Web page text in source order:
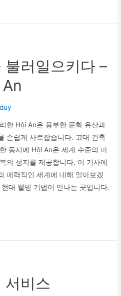
러일으키다 –
한 Hội An은 풍부한 문화 유산과
손쉽게 사로잡습니다. 고대 건축
동시에 Hội An은 세계 수준의 마
의 성지를 제공합니다. 이 기사에
매력적인 세계에 대해 알아보겠
대 웰빙 기법이 만나는 곳입니다.
서비스